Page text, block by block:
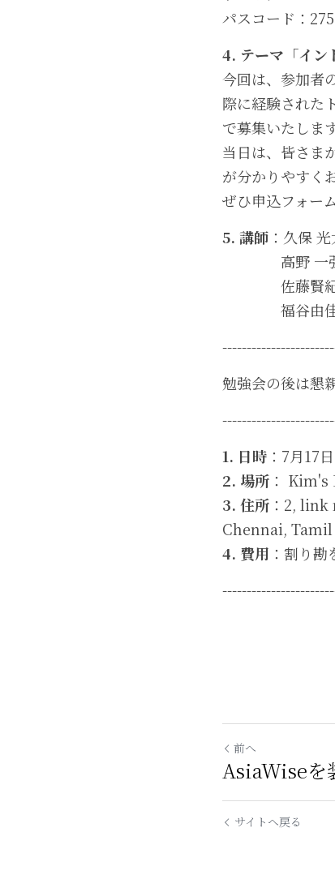
パスコード：
4. テーマ「イン
今回は、参加者
際に経験された
で募集いたします
当日は、皆さま
が分かりやすく
ぜひ申込フォー
5. 講師 ：久保
高野 一弘（
佐藤賢紀（
福谷由佳子
勉強会の後は懇
1. 日時 ：7月17
2. 場所 ： Kim's
3. 住所 ：2,
Chennai, Tamil
4. 費用 ：割り勘
前へ
AsiaWiseを
サイトへ戻る